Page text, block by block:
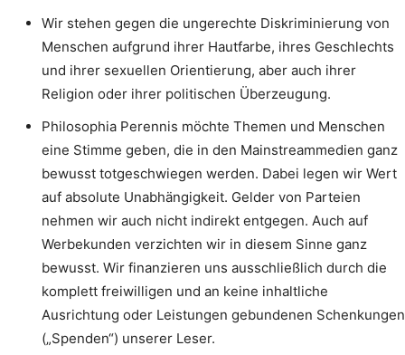
Wir stehen gegen die ungerechte Diskriminierung von
Menschen aufgrund ihrer Hautfarbe, ihres Geschlechts
und ihrer sexuellen Orientierung, aber auch ihrer
Religion oder ihrer politischen Überzeugung.
Philosophia Perennis möchte Themen und Menschen
eine Stimme geben, die in den Mainstreammedien ganz
bewusst totgeschwiegen werden. Dabei legen wir Wert
auf absolute Unabhängigkeit. Gelder von Parteien
nehmen wir auch nicht indirekt entgegen. Auch auf
Werbekunden verzichten wir in diesem Sinne ganz
bewusst. Wir finanzieren uns ausschließlich durch die
komplett freiwilligen und an keine inhaltliche
Ausrichtung oder Leistungen gebundenen Schenkungen
(„Spenden“) unserer Leser.